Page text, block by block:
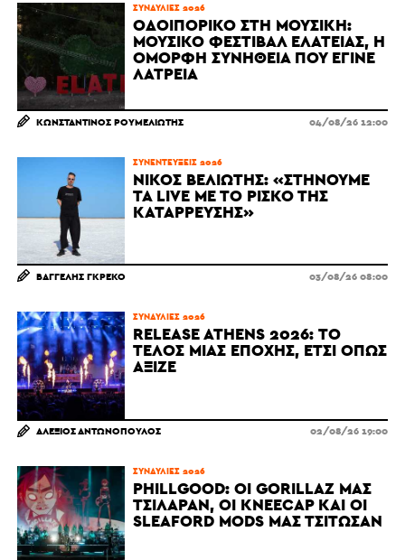
ΣΥΝΑΥΛΊΕΣ 2026
ΟΔΟΙΠΟΡΙΚΌ ΣΤΗ ΜΟΥΣΙΚΉ:
ΜΟΥΣΙΚΌ ΦΕΣΤΙΒΆΛ ΕΛΆΤΕΙΑΣ, Η
ΌΜΟΡΦΗ ΣΥΝΉΘΕΙΑ ΠΟΥ ΈΓΙΝΕ
ΛΑΤΡΕΊΑ
ΚΩΝΣΤΑΝΤΊΝΟΣ ΡΟΥΜΕΛΙΏΤΗΣ 04/08/26 12:00
ΣΥΝΕΝΤΕΎΞΕΙΣ 2026
ΝΊΚΟΣ ΒΕΛΙΏΤΗΣ: «ΣΤΉΝΟΥΜΕ
ΤΑ LIVE ΜΕ ΤΟ ΡΊΣΚΟ ΤΗΣ
ΚΑΤΆΡΡΕΥΣΗΣ»
ΒΑΓΓΈΛΗΣ ΓΚΡΈΚΟ 03/08/26 08:00
ΣΥΝΑΥΛΊΕΣ 2026
RELEASE ATHENS 2026: ΤΟ
ΤΈΛΟΣ ΜΙΑΣ ΕΠΟΧΉΣ, ΈΤΣΙ ΌΠΩΣ
ΆΞΙΖΕ
ΑΛΈΞΙΟΣ ΑΝΤΩΝΌΠΟΥΛΟΣ 02/08/26 19:00
ΣΥΝΑΥΛΊΕΣ 2026
PHILLGOOD: ΟΙ GORILLAZ ΜΆΣ
ΤΣΊΛΑΡΑΝ, ΟΙ KNEECAP ΚΑΙ ΟΙ
SLEAFORD MODS ΜΆΣ ΤΣΊΤΩΣΑΝ